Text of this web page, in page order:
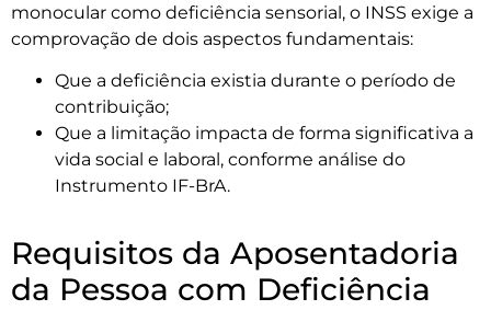
monocular como deficiência sensorial, o INSS exige a
comprovação de dois aspectos fundamentais:
Que a deficiência existia durante o período de
contribuição;
Que a limitação impacta de forma significativa a
vida social e laboral, conforme análise do
Instrumento IF-BrA.
Requisitos da Aposentadoria
da Pessoa com Deficiência